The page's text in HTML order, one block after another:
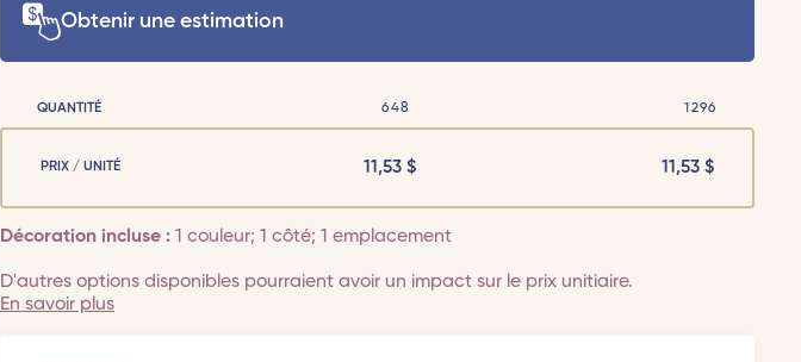
Obtenir une estimation
QUANTITÉ 648 1296
PRIX / UNITÉ 11,53 $ 11,53 $
Décoration incluse : 1 couleur; 1 côté; 1 emplacement
D'autres options disponibles pourraient avoir un impact sur le prix unitiaire.
En savoir plus